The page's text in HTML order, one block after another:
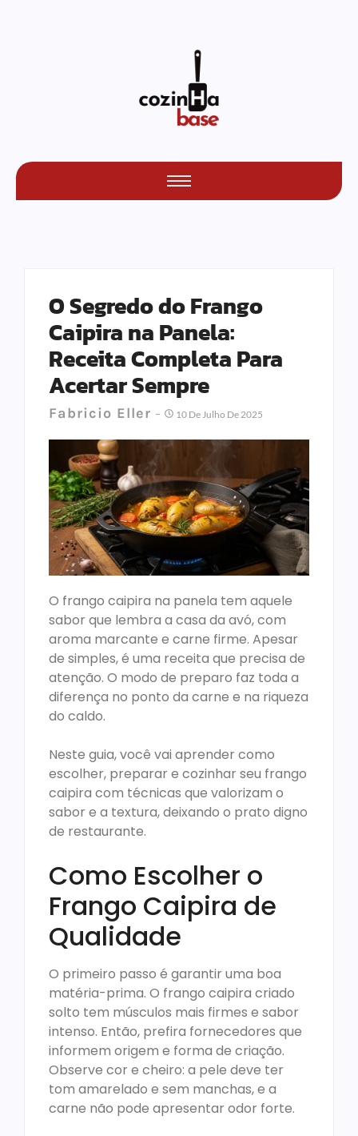
O Segredo do Frango
Caipira na Panela:
Receita Completa Para
Acertar Sempre
Fabricio Eller 10 De Julho De 2025
O frango caipira na panela tem aquele
sabor que lembra a casa da avó, com
aroma marcante e carne firme. Apesar
de simples, é uma receita que precisa de
atenção. O modo de preparo faz toda a
diferença no ponto da carne e na riqueza
do caldo.
Neste guia, você vai aprender como
escolher, preparar e cozinhar seu frango
caipira com técnicas que valorizam o
sabor e a textura, deixando o prato digno
de restaurante.
Como Escolher o
Frango Caipira de
Qualidade
O primeiro passo é garantir uma boa
matéria-prima. O frango caipira criado
solto tem músculos mais firmes e sabor
intenso. Então, prefira fornecedores que
informem origem e forma de criação.
Observe cor e cheiro: a pele deve ter
tom amarelado e sem manchas, e a
carne não pode apresentar odor forte.